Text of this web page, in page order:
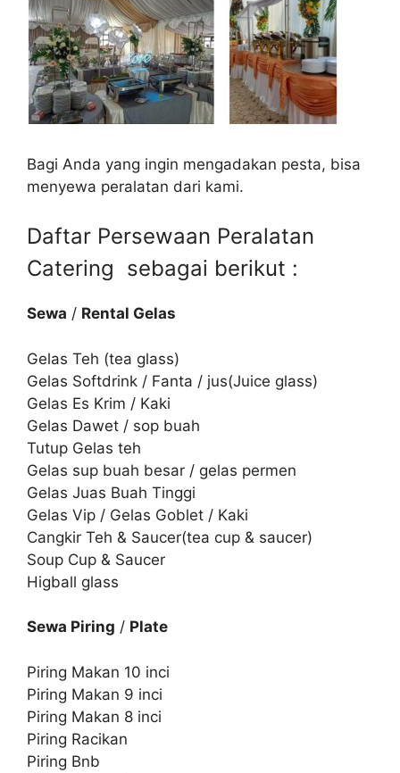
Bagi Anda yang ingin mengadakan pesta, bisa
menyewa peralatan dari kami.
Daftar Persewaan Peralatan
Catering sebagai berikut :
Sewa / Rental Gelas
Gelas Teh (tea glass)
Gelas Softdrink / Fanta / jus(Juice glass)
Gelas Es Krim / Kaki
Gelas Dawet / sop buah
Tutup Gelas teh
Gelas sup buah besar / gelas permen
Gelas Juas Buah Tinggi
Gelas Vip / Gelas Goblet / Kaki
Cangkir Teh & Saucer(tea cup & saucer)
Soup Cup & Saucer
Higball glass
Sewa Piring / Plate
Piring Makan 10 inci
Piring Makan 9 inci
Piring Makan 8 inci
Piring Racikan
Piring Bnb